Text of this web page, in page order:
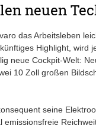
neuen
das Arbeitsleben
Highlight,
neue Cockpit-Welt:
10 Zoll großen
seine